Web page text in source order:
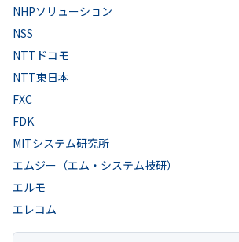
NHPソリューション
NSS
NTTドコモ
NTT東日本
FXC
FDK
MITシステム研究所
エムジー（エム・システム技研）
エルモ
エレコム